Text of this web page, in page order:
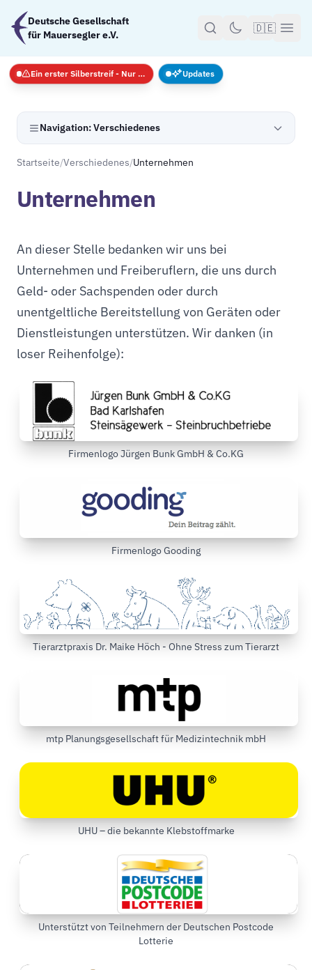
Zum Hauptinhalt springen
Deutsche Gesellschaft
für Mauersegler e.V.
🇩🇪
Navigation: Verschiedenes
Startseite/Verschiedenes/Unternehmen
Unternehmen
An dieser Stelle bedanken wir uns bei
Unternehmen und Freiberuflern, die uns durch
Geld- oder Sachspenden oder durch
unentgeltliche Bereitstellung von Geräten oder
Dienstleistungen unterstützen. Wir danken (in
loser Reihenfolge):
Firmenlogo Jürgen Bunk GmbH & Co.KG
Firmenlogo Gooding
Tierarztpraxis Dr. Maike Höch - Ohne Stress zum Tierarzt
mtp Planungsgesellschaft für Medizintechnik mbH
UHU – die bekannte Klebstoffmarke
Unterstützt von Teilnehmern der Deutschen Postcode
Lotterie
Ein erster Silberstreif - Nur Notfälle Updates